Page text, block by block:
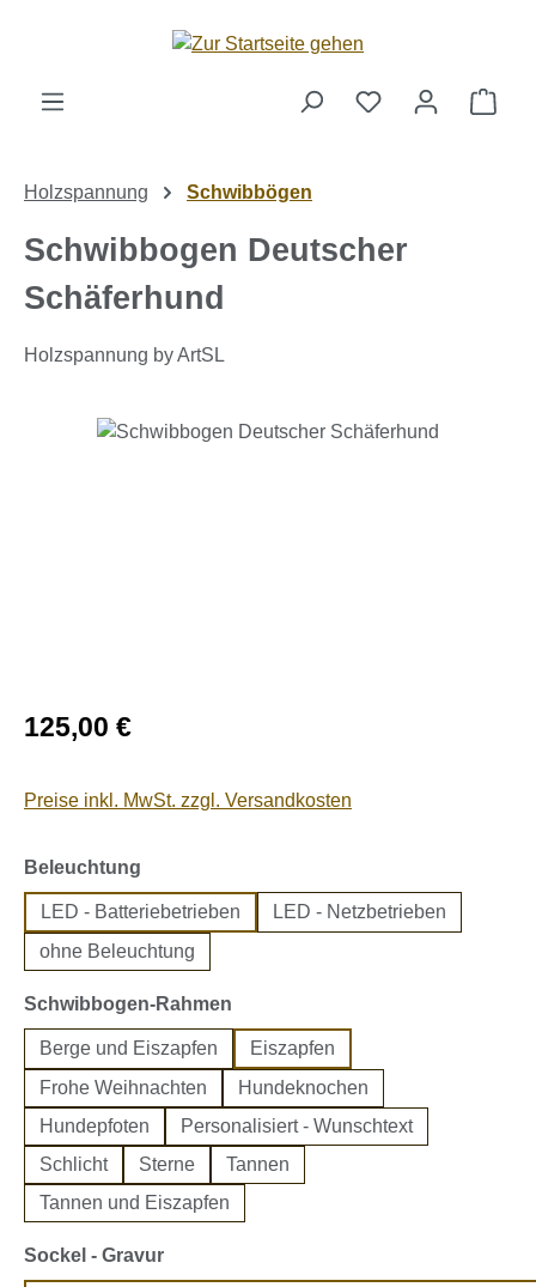
Zum Hauptinhalt springen
Holzspannung Schwibbögen
Schwibbogen Deutscher
Schäferhund
Holzspannung by ArtSL
Bildergalerie überspringen
Regulärer Preis:
125,00 €
Preise inkl. MwSt. zzgl. Versandkosten
Beleuchtung
LED - Batteriebetrieben
LED - Netzbetrieben
ohne Beleuchtung
Schwibbogen-Rahmen
Berge und Eiszapfen
Eiszapfen
Frohe Weihnachten
Hundeknochen
Hundepfoten
Personalisiert - Wunschtext
Schlicht
Sterne
Tannen
Tannen und Eiszapfen
Sockel - Gravurauswählen